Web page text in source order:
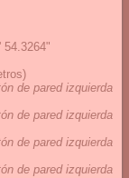
54.3264"
de pared izquierda
de pared izquierda
de pared izquierda
de pared izquierda